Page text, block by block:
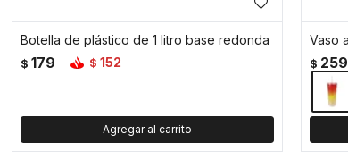
Botella de plástico de 1 litro base redonda
$ 179 $ 152 $ 259